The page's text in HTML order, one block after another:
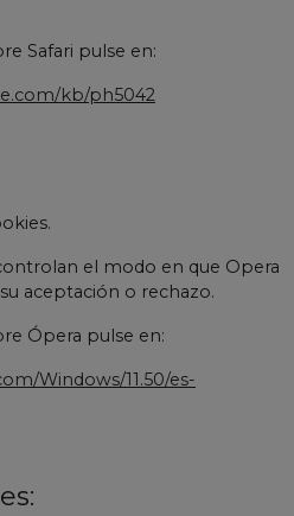
Safari pulse en:
kb/ph5042
el modo en que Opera
aceptación o rechazo.
Ópera pulse en:
Windows/11.50/es-